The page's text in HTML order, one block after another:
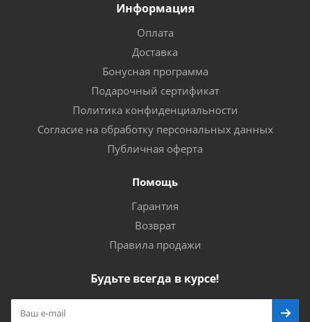
Информация
Оплата
Доставка
Бонусная программа
Подарочный сертификат
Политика конфиденциальности
Согласие на обработку персональных данных
Публичная оферта
Помощь
Гарантия
Возврат
Правила продажи
Будьте всегда в курсе!